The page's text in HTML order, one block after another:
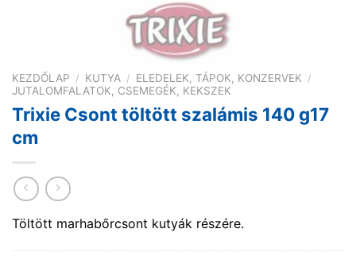
KEZDŐLAP / KUTYA / ELEDELEK, TÁPOK, KONZERVEK /
JUTALOMFALATOK, CSEMEGÉK, KEKSZEK
Trixie Csont töltött szalámis 140 g17
cm
Töltött marhabőrcsont kutyák részére.